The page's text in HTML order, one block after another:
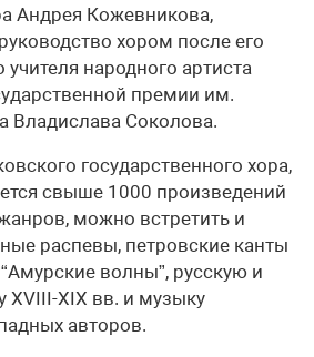
Андрея Кожевникова,
хором после его
учителя народного артиста
премии им.
Владислава Соколова.
государственного хора,
свыше 1000 произведений
можно встретить и
распевы, петровские канты
волны”, русскую и
ХVIII-ХIХ вв. и музыку
авторов.